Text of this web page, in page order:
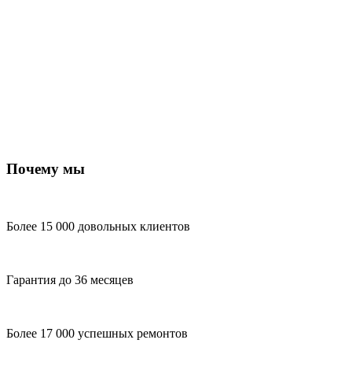
Почему мы
Более 15 000 довольных клиентов
Гарантия до 36 месяцев
Более 17 000 успешных ремонтов